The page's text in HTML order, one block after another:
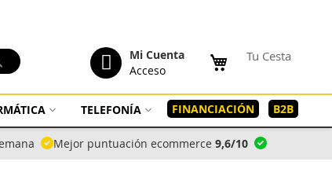
Tu Cesta
Mi Cuenta
Acceso
Buscar
TELEFONÍA FINANCIACIÓN B2B
Mejor puntuación ecommerce 9,6/10